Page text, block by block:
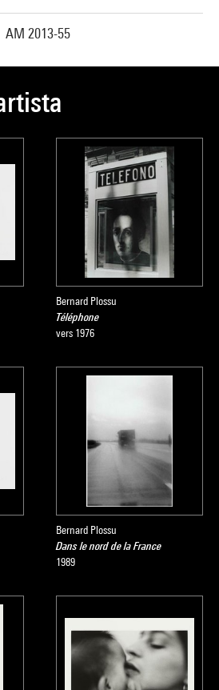
AM 2013-55
Bernard Plossu
Téléphone
vers 1976
Bernard Plossu
Dans le nord de la France
1989